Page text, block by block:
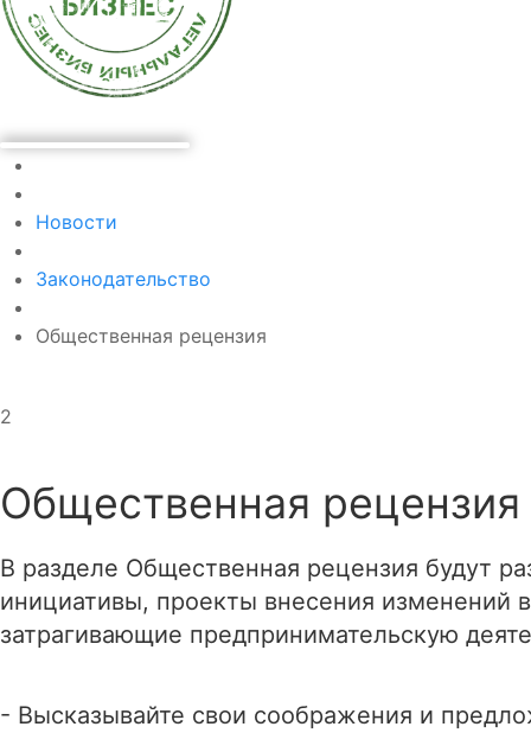
Новости
Законодательство
Общественная рецензия
2
Общественная рецензия
В разделе Общественная рецензия будут
инициативы, проекты внесения изменений
затрагивающие предпринимательскую
- Высказывайте свои соображения и